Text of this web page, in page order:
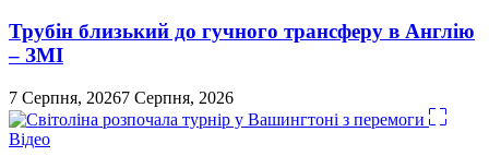
Трубін близький до гучного трансферу в Англію
– ЗМІ
7 Серпня, 20267 Серпня, 2026
Відео